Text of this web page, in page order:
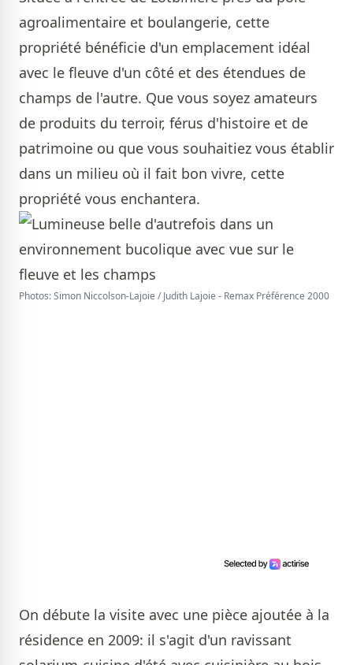
agroalimentaire et boulangerie, cette
propriété bénéficie d'un emplacement idéal
avec le fleuve d'un côté et des étendues de
champs de l'autre. Que vous soyez amateurs
de produits du terroir, férus d'histoire et de
patrimoine ou que vous souhaitiez vous établir
dans un milieu où il fait bon vivre, cette
propriété vous enchantera.
Photos: Simon Niccolson-Lajoie / Judith Lajoie - Remax Préférence 2000
On débute la visite avec une pièce ajoutée à la
résidence en 2009: il s'agit d'un ravissant